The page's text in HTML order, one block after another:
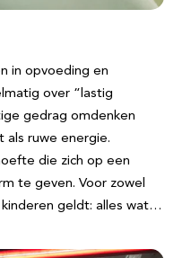
in opvoeding en
over “lastig
gedrag omdenken
als ruwe energie.
die zich op een
te geven. Voor zowel
kinderen geldt: alles wat…